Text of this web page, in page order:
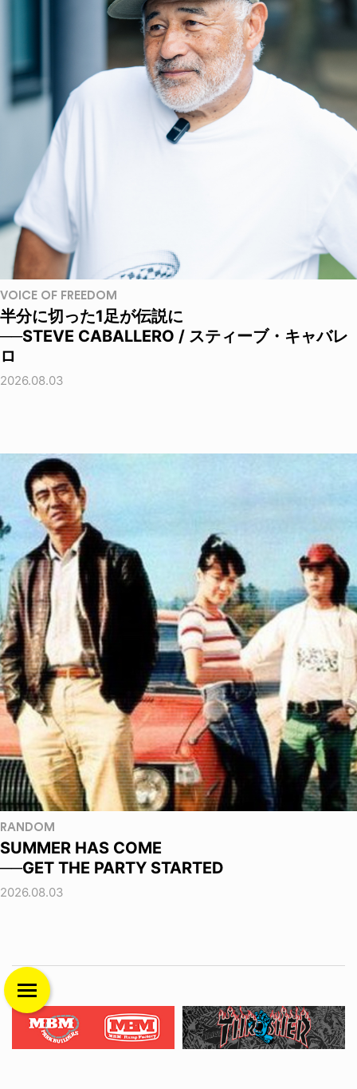
VOICE OF FREEDOM
半分に切った1足が伝説に
──STEVE CABALLERO / スティーブ・キャバレ
ロ
2026.08.03
RANDOM
SUMMER HAS COME
──GET THE PARTY STARTED
2026.08.03